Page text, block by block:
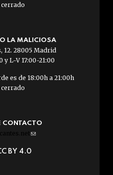
LA MALICIOSA
12. 28005 Madrid
y L-V 17:00-21:00
es de 18:00h a 21:00h
CONTACTO
(link
e-
BY 4.0